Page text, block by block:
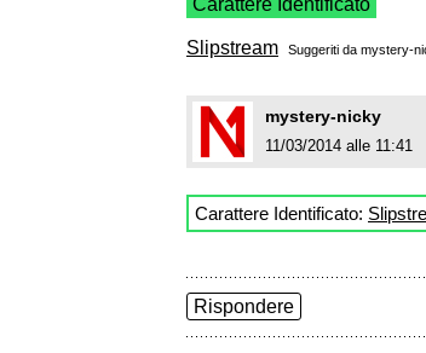
Carattere Identificato
Slipstream Suggeriti da mystery-
mystery-nicky
11/03/2014 alle 11:41
Carattere Identificato:
Rispondere